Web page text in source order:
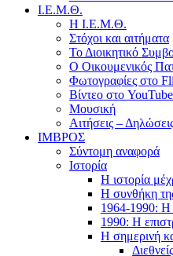
Ι.Ε.Μ.Θ.
Η Ι.Ε.Μ.Θ.
Στόχοι και αιτήματα
Το Διοικητικό
Ο Οικουμενικός
Φωτογραφίες στο
Βίντεο στο YouTube
Μουσική
Αιτήσεις –
ΙΜΒΡΟΣ
Σύντομη αναφορά
Ιστορία
Η ιστορία
Η συνθήκη
1964-1990: Η
1990: Η
Η σημερινή